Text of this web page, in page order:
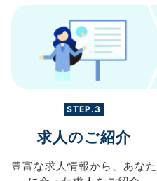
STEP.3
求人のご紹介
豊富な求人情報から、 あなた